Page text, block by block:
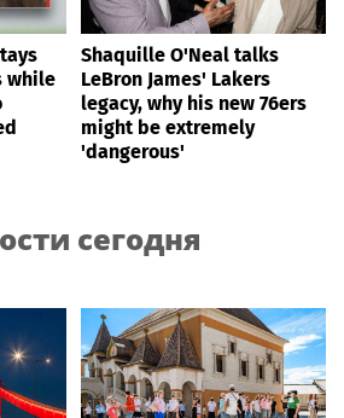
while
Shaquille O'Neal talks
LeBron James' Lakers
legacy, why his new 76ers
might be extremely
'dangerous'
сегодня